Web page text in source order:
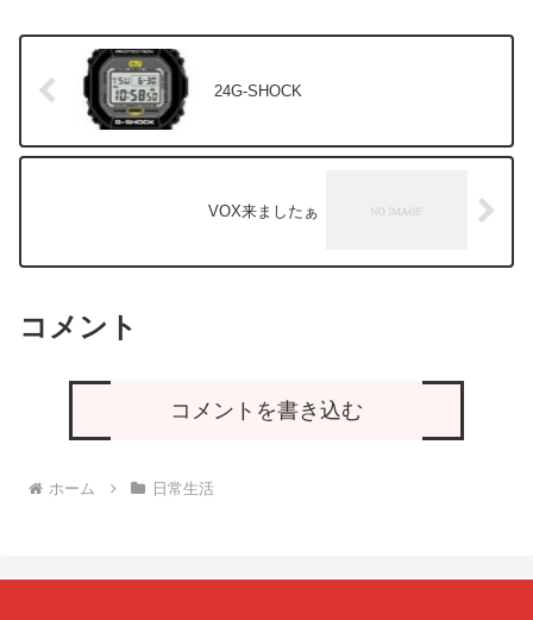
24G-SHOCK
VOX来ましたぁ
コメント
コメントを書き込む
ホーム 日常生活